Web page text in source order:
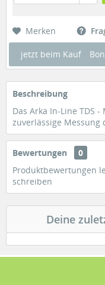
Merken
jetzt beim Kauf
Beschreibung
Das Arka In-Line TDS
zuverlässige Messung
Bewertungen
0
Produktbewertungen
schreiben
Deine